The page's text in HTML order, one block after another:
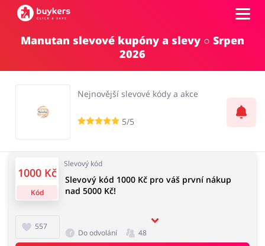
Kancelářské potřeby
Šperky a hodinky
Obchody
Registrovat
Manutan slevové kupóny a slevy ○ Srpen
2026
Nejnovější slevové kódy a akce
5/5
1000 Kč
Kód
Slevový kód
557
Slevový kód 1000 Kč pro váš první nákup
nad 5000 Kč!
Do odvolání 48